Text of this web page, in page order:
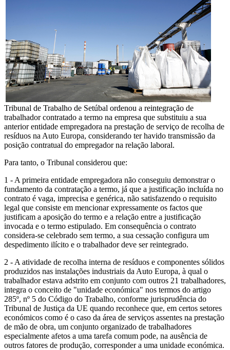
Tribunal de Trabalho de Setúbal ordenou a reintegração de
trabalhador contratado a termo na empresa que substituiu a sua
anterior entidade empregadora na prestação de serviço de recolha de
resíduos na Auto Europa, considerando ter havido transmissão da
posição contratual do empregador na relação laboral.
Para tanto, o Tribunal considerou que:
1 - A primeira entidade empregadora não conseguiu demonstrar o
fundamento da contratação a termo, já que a justificação incluída no
contrato é vaga, imprecisa e genérica, não satisfazendo o requisito
legal que consiste em mencionar expressamente os factos que
justificam a aposição do termo e a relação entre a justificação
invocada e o termo estipulado. Em consequência o contrato
considera-se celebrado sem termo, a sua cessação configura um
despedimento ilícito e o trabalhador deve ser reintegrado.
2 - A atividade de recolha interna de resíduos e componentes sólidos
produzidos nas instalações industriais da Auto Europa, à qual o
trabalhador estava adstrito em conjunto com outros 21 trabalhadores,
integra o conceito de "unidade económica" nos termos do artigo
285º, nº 5 do Código do Trabalho, conforme jurisprudência do
Tribunal de Justiça da UE quando reconhece que, em certos setores
económicos como é o caso da área de serviços assentes na prestação
de mão de obra, um conjunto organizado de trabalhadores
especialmente afetos a uma tarefa comum pode, na ausência de
outros fatores de produção, corresponder a uma unidade económica.